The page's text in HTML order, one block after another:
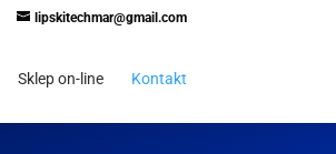
lipskitechmar@gmail.com
Sklep on-line Kontakt